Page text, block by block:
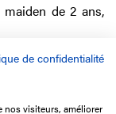
maiden de 2 ans,
de confidentialité
nos visiteurs, améliorer